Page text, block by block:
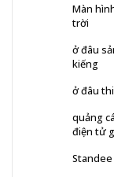
Màn
trời
ở đâu
kiếng
ở đâu
quảng
điện tử